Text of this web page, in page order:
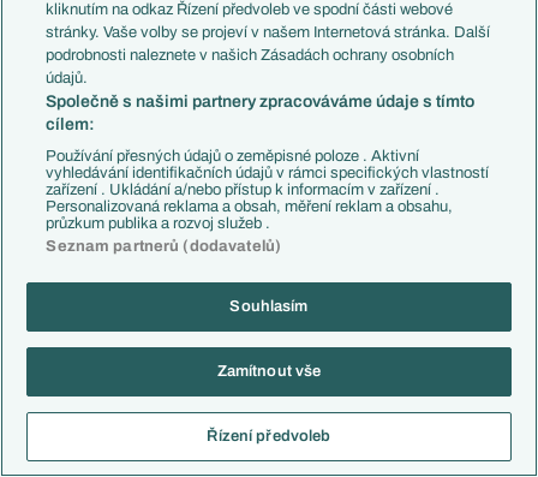
SOUVISEJÍCÍ STRÁNKY
Chance Liga - preview 3. kola: Setřepe Baník
debakl? Slavia a Jablonec usilují o další výhry
kliknutím na odkaz Řízení předvoleb ve spodní části webové
stránky. Vaše volby se projeví v našem Internetová stránka. Další
podrobnosti naleznete v našich Zásadách ochrany osobních
údajů.
Společně s našimi partnery zpracováváme údaje s tímto
cílem:
Používání přesných údajů o zeměpisné poloze . Aktivní
vyhledávání identifikačních údajů v rámci specifických vlastností
zařízení . Ukládání a/nebo přístup k informacím v zařízení .
Personalizovaná reklama a obsah, měření reklam a obsahu,
průzkum publika a rozvoj služeb .
Seznam partnerů (dodavatelů)
Souhlasím
Zamítnout vše
Řízení předvoleb